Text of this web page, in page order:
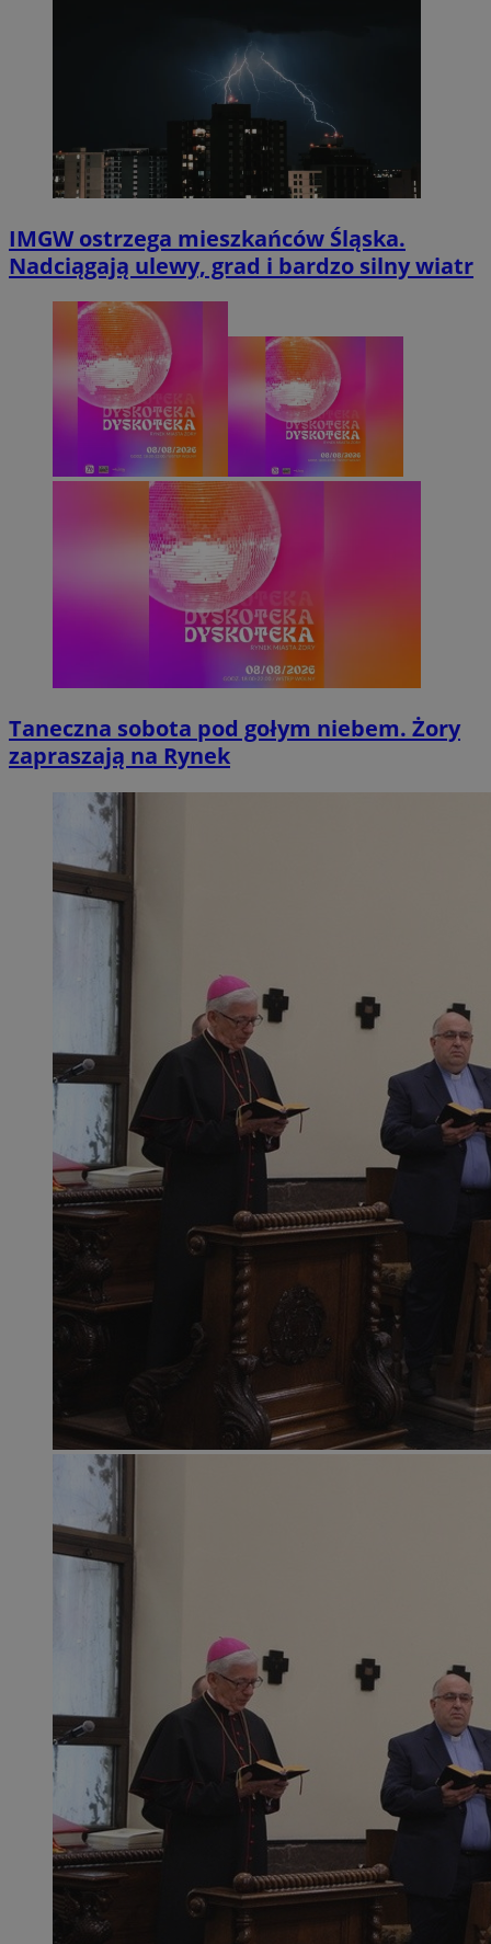
IMGW ostrzega mieszkańców Śląska.
Nadciągają ulewy, grad i bardzo silny wiatr
Taneczna sobota pod gołym niebem. Żory
zapraszają na Rynek